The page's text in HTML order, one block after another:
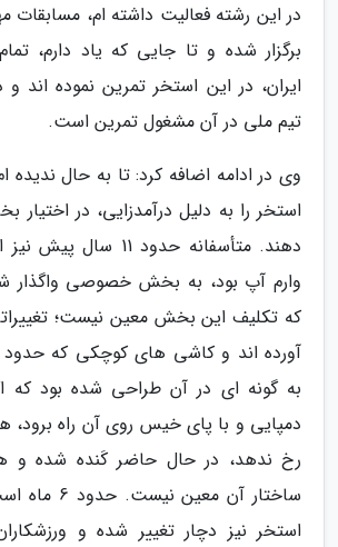
در این رشته فعالیت داشته ام، مسابقات
برگزار شده و تا جایی که یاد دارم،
ایران، در این استخر تمرین نموده اند
تیم ملی در آن مشغول تمرین است.
وی در ادامه اضافه کرد: تا به حال ندیده
استخر را به دلیل درآمدزایی، در
دهند. متأسفانه حدود 11
وارم آپ بود، به بخش خصوصی
که تکلیف این بخش معین نیست؛
به گونه ای در آن طراحی شده بود که
دمپایی و با پای خیس روی آن راه برود،
رخ ندهد، در حال حاضر کَنده شده و
ساختار آن
استخر نیز دچار تغییر شده و